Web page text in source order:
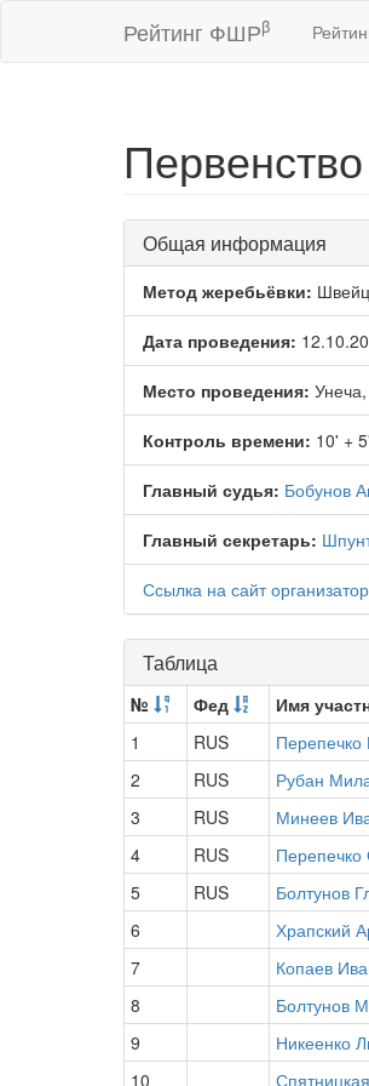
Рейтинг ФШРβ
Общая информация
Метод жеребьёвки:
Дата проведения:
Место проведения:
Контроль времени: 10' +
Главный судья: Бобунов
Главный секретарь:
Ссылка на сайт
Таблица
№ Фед Имя
1
RUS Перепечко
2
RUS Рубан
3
RUS Минеев
4
RUS Перепечко
5
RUS Болтунов
6
Храпский
7
Копаев
8
Болтунов
9
Никеенко
10